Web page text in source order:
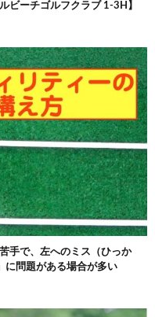
ビーチゴルフクラブ 1-3H】
手で、左へのミス（ひっか
に問題がある場合が多い